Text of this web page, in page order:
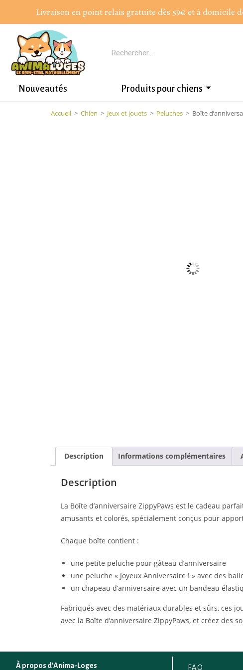
Livraison en point relais gratuite dès 59€ et à domicile
Nouveautés Produits pour chiens
Accueil > Chien > Jeux et jouets > Peluches > Boîte
Description Informations complémentaires
Description
La Boîte d’anniversaire ZippyPaws est le cadeau
amusants et colorés, spécialement conçus pour
Chaque boîte contient :
une petite peluche pour gâteau d’anniversaire
une peluche « Joyeux Anniversaire ! » avec des
un chapeau d’anniversaire avec un bandeau
Fabriqués avec des matériaux durables et sûrs, ces
avec la Boîte d’anniversaire ZippyPaws, et créez des
À propos d’Anima-Loges F.A.Q